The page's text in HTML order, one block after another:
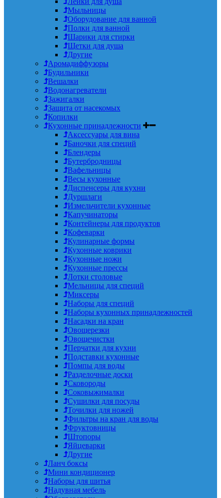
Мыльницы
Оборудование для ванной
Полки для ванной
Шарики для стирки
Щетки для душа
Другие
Аромадиффузоры
Будильники
Вешалки
Водонагреватели
Зажигалки
Защита от насекомых
Копилки
Кухонные принадлежности
Аксессуары для вина
Баночки для специй
Блендеры
Бутербродницы
Вафельницы
Весы кухонные
Диспенсеры для кухни
Дуршлаги
Измельчители кухонные
Капучинаторы
Контейнеры для продуктов
Кофеварки
Кулинарные формы
Кухонные коврики
Кухонные ножи
Кухонные прессы
Лотки столовые
Мельницы для специй
Миксеры
Наборы для специй
Наборы кухонных принадлежностей
Насадки на кран
Овощерезки
Овощечистки
Перчатки для кухни
Подставки кухонные
Помпы для воды
Разделочные доски
Сковороды
Соковыжималки
Сушилки для посуды
Точилки для ножей
Фильтры на кран для воды
Фруктовницы
Штопоры
Яйцеварки
Другие
Ланч боксы
Мини кондиционер
Наборы для шитья
Надувная мебель